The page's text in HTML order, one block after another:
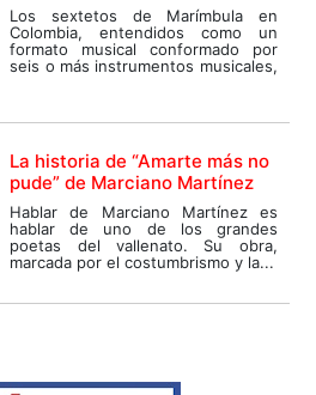
Los sextetos de Marímbula en
Colombia, entendidos como un
formato musical conformado por
seis o más instrumentos musicales,
La historia de “Amarte más no
pude” de Marciano Martínez
Hablar de Marciano Martínez es
hablar de uno de los grandes
poetas del vallenato. Su obra,
marcada por el costumbrismo y la...